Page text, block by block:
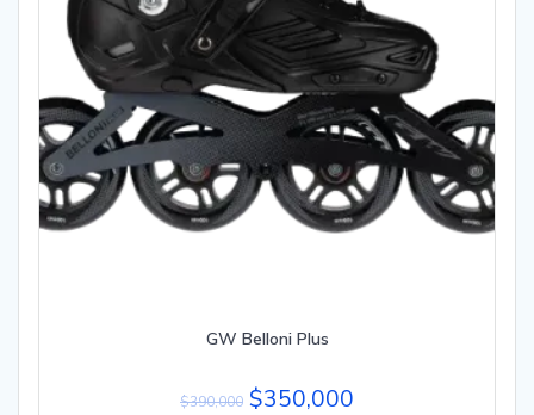
GW Belloni Plus
$390,000 $350,000